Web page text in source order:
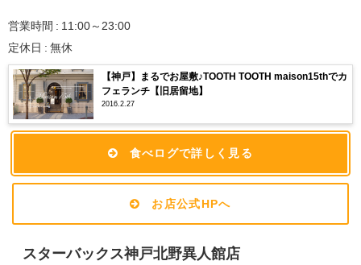
営業時間 : 11:00～23:00
定休日 : 無休
【神戸】まるでお屋敷♪TOOTH TOOTH maison15thでカ
フェランチ【旧居留地】
2016.2.27
食べログで詳しく見る
お店公式HPへ
スターバックス神戸北野異人館店